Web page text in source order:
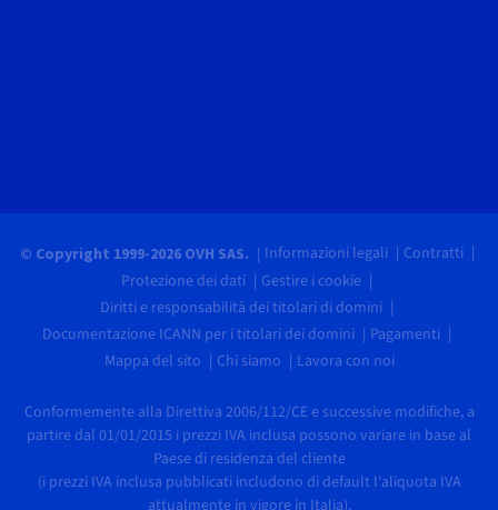
© Copyright 1999-2026 OVH SAS. Informazioni legali
Contratti
Protezione dei dati
Gestire i cookie
Diritti e responsabilità dei titolari di domini
Documentazione ICANN per i titolari dei domini
Pagamenti
Mappa del sito
Chi siamo Lavora con noi
Conformemente alla Direttiva 2006/112/CE e successive modifiche, a
partire dal 01/01/2015 i prezzi IVA inclusa possono variare in base al
Paese di residenza del cliente
(i prezzi IVA inclusa pubblicati includono di default l'aliquota IVA